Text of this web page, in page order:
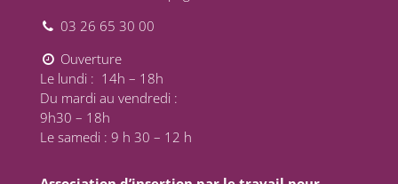
03 26 65 30 00
Ouverture
Le lundi : 14h – 18h
Du mardi au vendredi :
9h30 – 18h
Le samedi : 9 h 30 – 12 h